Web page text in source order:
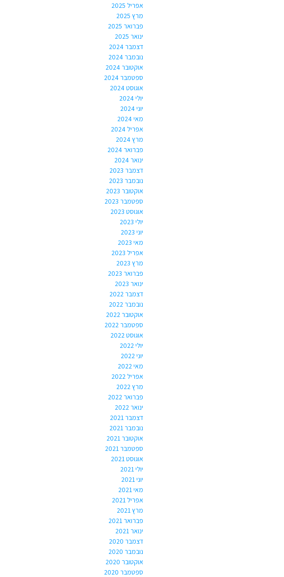
אפריל 2025
מרץ 2025
פברואר 2025
ינואר 2025
דצמבר 2024
נובמבר 2024
אוקטובר 2024
ספטמבר 2024
אוגוסט 2024
יולי 2024
יוני 2024
מאי 2024
אפריל 2024
מרץ 2024
פברואר 2024
ינואר 2024
דצמבר 2023
נובמבר 2023
אוקטובר 2023
ספטמבר 2023
אוגוסט 2023
יולי 2023
יוני 2023
מאי 2023
אפריל 2023
מרץ 2023
פברואר 2023
ינואר 2023
דצמבר 2022
נובמבר 2022
אוקטובר 2022
ספטמבר 2022
אוגוסט 2022
יולי 2022
יוני 2022
מאי 2022
אפריל 2022
מרץ 2022
פברואר 2022
ינואר 2022
דצמבר 2021
נובמבר 2021
אוקטובר 2021
ספטמבר 2021
אוגוסט 2021
יולי 2021
יוני 2021
מאי 2021
אפריל 2021
מרץ 2021
פברואר 2021
ינואר 2021
דצמבר 2020
נובמבר 2020
אוקטובר 2020
ספטמבר 2020